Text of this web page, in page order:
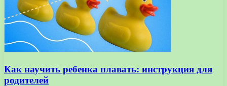
Как научить ребенка плавать: инструкция для
родителей